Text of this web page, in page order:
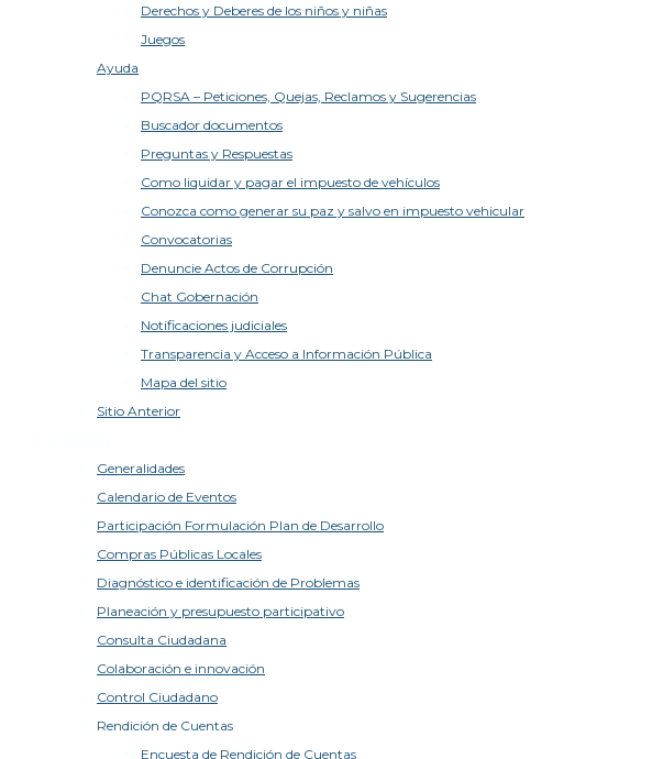
Derechos y Deberes de los niños y niñas
Juegos
Ayuda
PQRSA – Peticiones, Quejas, Reclamos y Sugerencias
Buscador documentos
Preguntas y Respuestas
Como liquidar y pagar el impuesto de vehículos
Conozca como generar su paz y salvo en impuesto vehicular
Convocatorias
Denuncie Actos de Corrupción
Chat Gobernación
Notificaciones judiciales
Transparencia y Acceso a Información Pública
Mapa del sitio
Sitio Anterior
Generalidades
Calendario de Eventos
Participación Formulación Plan de Desarrollo
Compras Públicas Locales
Diagnóstico e identificación de Problemas
Planeación y presupuesto participativo
Consulta Ciudadana
Colaboración e innovación
Control Ciudadano
Rendición de Cuentas
Encuesta de Rendición de Cuentas